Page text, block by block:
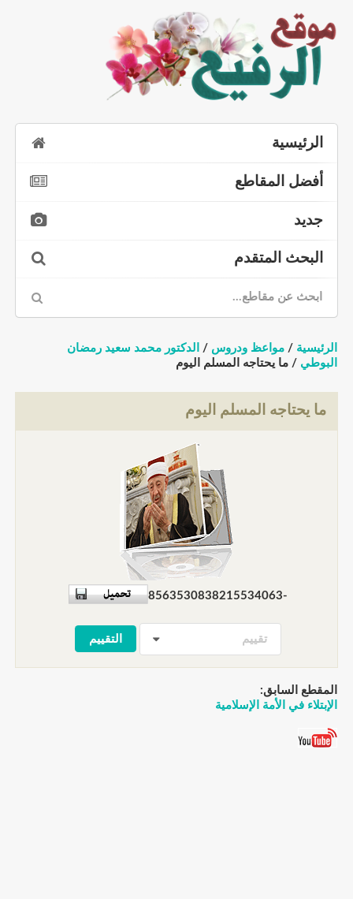
الرئيسية
أفضل المقاطع
جديد
البحث المتقدم
الرئيسية / مواعظ ودروس /
الدكتور محمد سعيد رمضان
البوطي / ما يحتاجه المسلم اليوم
ما يحتاجه المسلم اليوم
-8563530838215534063
تقييم
المقطع السابق:
الإبتلاء في الأمة الإسلامية